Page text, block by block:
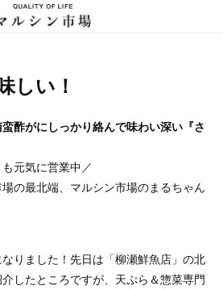
しい！
酢がにしっかり絡んで味わい深い『さ
元気に営業中／
の最北端、マルシン市場のまるちゃん
りました！先日は「柳瀬鮮魚店」の北
したところですが、天ぷら＆惣菜専門